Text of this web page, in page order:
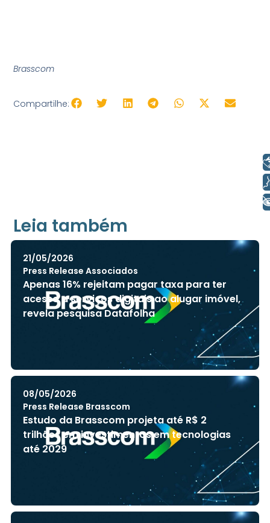
Brasscom
Compartilhe:
Leia também
21/05/2026
Press Release Associados
Apenas 16% rejeitam pagar taxa para ter
acesso a serviços digitais ao alugar imóvel,
revela pesquisa Datafolha
08/05/2026
Press Release Brasscom
Estudo da Brasscom projeta até R$ 2
trilhões em investimentos em tecnologias
até 2029